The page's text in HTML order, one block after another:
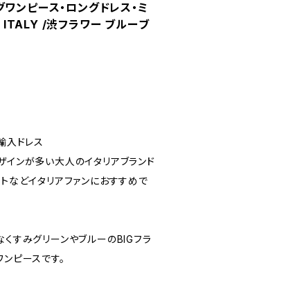
ンピース・ロングドレス・ミ
/渋フラワー ブルーブ
ドレス
ンが多い大人のイタリアブランド
などイタリアファンにおすすめで
すみグリーンやブルーのBIGフラ
ピースです。